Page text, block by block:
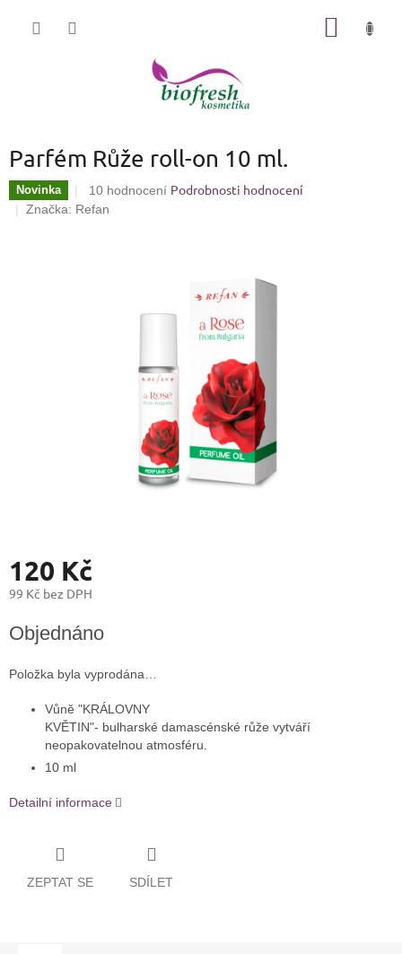
Parfém Růže roll-on 10 ml.
Novinka
Průměrné
hodnocení
hvězdiček.
10 hodnocení Podrobnosti hodnocení
Značka: Refan
120 Kč
99 Kč bez DPH
cena:
Objednáno
Položka byla vyprodána…
Vůně "KRÁLOVNY
KVĚTIN"- bulharské damascénské růže vytváří
neopakovatelnou atmosféru.
10 ml
Detailní informace
ZEPTAT SE SDÍLET